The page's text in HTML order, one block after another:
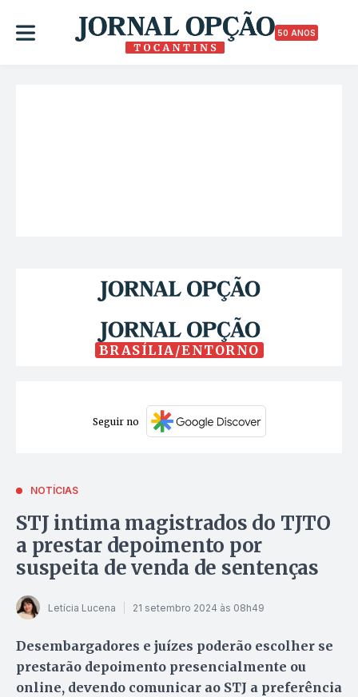
50 ANOS
BRASÍLIA/ENTORNO
Seguir no
NOTÍCIAS
STJ intima magistrados do TJTO
a prestar depoimento por
suspeita de venda de sentenças
Letícia Lucena 21 setembro 2024 às 08h49
Desembargadores e juízes poderão escolher se
prestarão depoimento presencialmente ou
online, devendo comunicar ao STJ a preferência